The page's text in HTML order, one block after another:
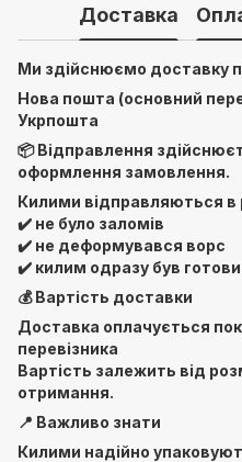
Доставка
Ми здійснюємо доставку
Нова пошта (основний
Укрпошта
📦 Відправлення
оформлення замовлення.
Килими відправляються в
✔️ не було заломів
✔️ не деформувався ворс
✔️ килим одразу був
💰 Вартість доставки
Доставка оплачується
перевізника
Вартість залежить від
отримання.
📍 Важливо знати
Килими надійно